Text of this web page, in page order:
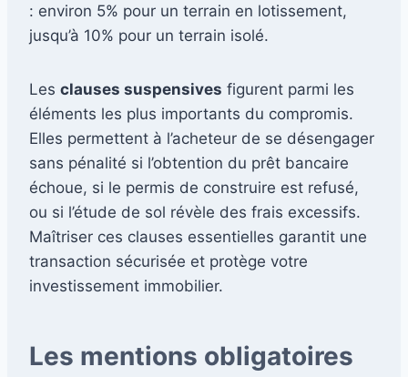
: environ 5% pour un terrain en lotissement,
jusqu’à 10% pour un terrain isolé.
Les clauses suspensives figurent parmi les
éléments les plus importants du compromis.
Elles permettent à l’acheteur de se désengager
sans pénalité si l’obtention du prêt bancaire
échoue, si le permis de construire est refusé,
ou si l’étude de sol révèle des frais excessifs.
Maîtriser ces clauses essentielles garantit une
transaction sécurisée et protège votre
investissement immobilier.
Les mentions obligatoires